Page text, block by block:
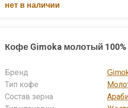
нет в наличии
Кофе Gimoka молотый 100%
Бренд
Тип кофе
Состав зерна